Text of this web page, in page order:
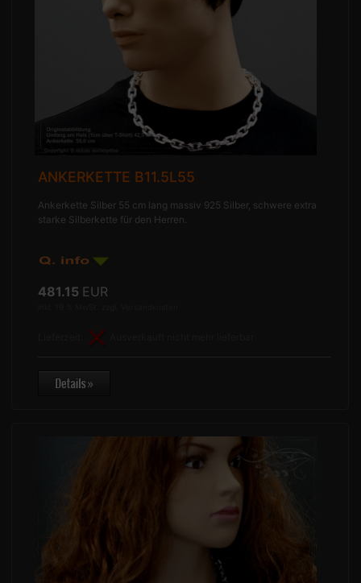
ANKERKETTE B11.5L55
Ankerkette Silber 55 cm lang massiv 925 Silber, schwere extra
starke Silberkette für den Herren.
481.15 EUR